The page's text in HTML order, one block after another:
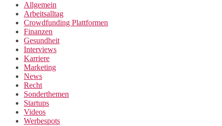
Allgemein
Arbeitsalltag
Crowdfunding Plattformen
Finanzen
Gesundheit
Interviews
Karriere
Marketing
News
Recht
Sonderthemen
Startups
Videos
Werbespots